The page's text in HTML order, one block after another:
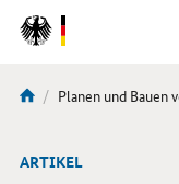
DirektZu:
Navigation
Sie
hier:
Aktuelle
Planen und Bauen
ARTIKEL